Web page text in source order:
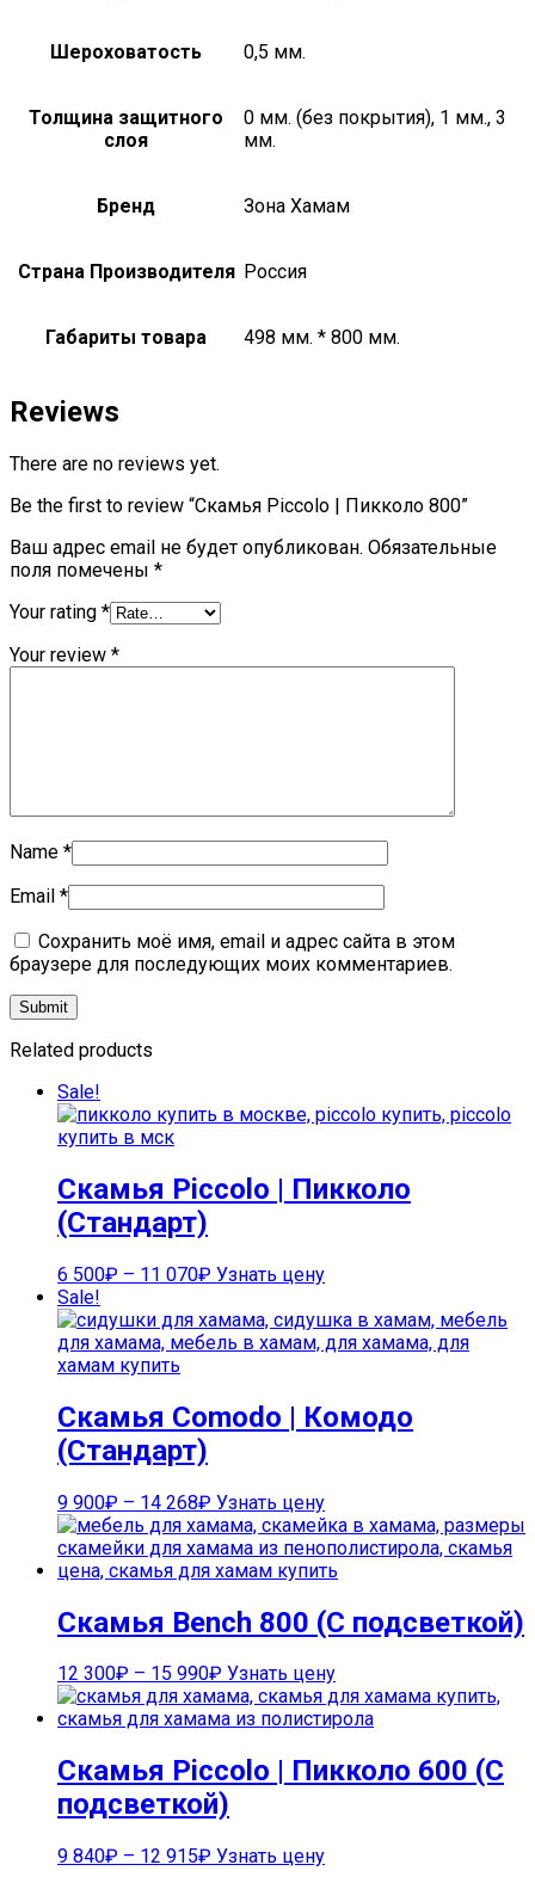
Шероховатость 0,5 мм.
Толщина защитного
слоя
0 мм. (без покрытия), 1 мм., 3
мм.
Бренд Зона Хамам
Страна Производителя Россия
Габариты товара 498 мм. * 800 мм.
Reviews
There are no reviews yet.
Be the first to review “Скамья Piccolo | Пикколо 800”
Ваш адрес email не будет опубликован. Обязательные
поля помечены *
Your rating *
Your review *
Name *
Email *
Сохранить моё имя, email и адрес сайта в этом
браузере для последующих моих комментариев.
Related products
Sale!
Скамья Piccolo | Пикколо
(Стандарт)
6 500₽ – 11 070₽ Узнать цену
Sale!
Скамья Comodo | Комодо
(Стандарт)
9 900₽ – 14 268₽ Узнать цену
Скамья Bench 800 (С подсветкой)
12 300₽ – 15 990₽ Узнать цену
Скамья Piccolo | Пикколо 600 (С
подсветкой)
9 840₽ – 12 915₽ Узнать цену